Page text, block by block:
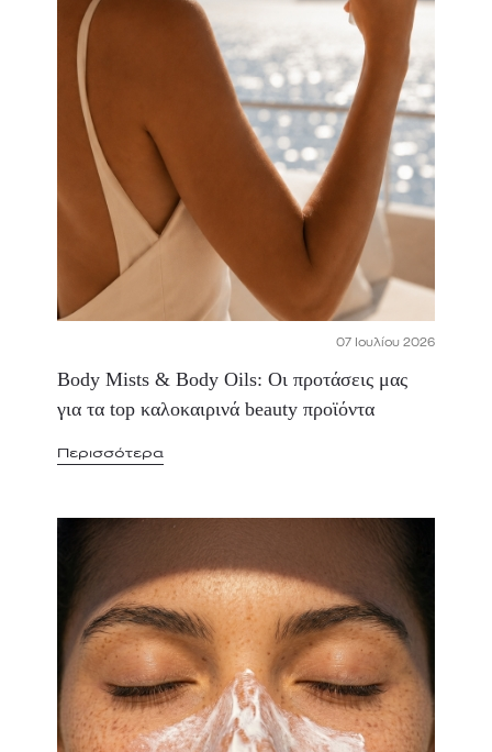
07 Ιουλίου 2026
Body Mists & Body Oils: Οι προτάσεις μας
για τα top καλοκαιρινά beauty προϊόντα
Περισσότερα